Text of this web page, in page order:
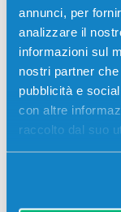
annunci, per
analizzare il
informazioni sul
nostri partner
pubblicità e
con altre
raccolto dal suo
IPSIO SP C720